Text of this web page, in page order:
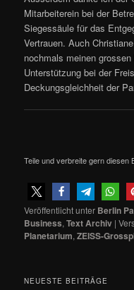
Mitarbeiterein bei der
Siegessäule für das
Vertrauen. Auch
nochmals meinen
Unterstützung bei der
Deckungsgleichheit der
Teile und verbreite gern diesen
Veröffentlicht unter Berlin
Business,Text Archiv |
Planetarium,ZEISS-
NEUESTE BEITRÄGE